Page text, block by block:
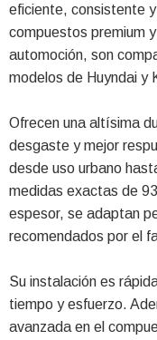
eficiente, consistente
compuestos premium
automoción, son
modelos de Huyndai y
Ofrecen una altísima
desgaste y mejor
desde uso urbano
medidas exactas de
espesor, se adaptan
recomendados por el
Su instalación es
tiempo y esfuerzo.
avanzada en el